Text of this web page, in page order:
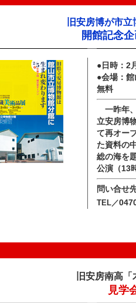
旧安房博が市
開館記念
●日時：2
●会場：
無料
一昨年
立安房博
て再オー
た資料の
総の海を
公演（13
問い合せ
TEL／
旧安房南高
見学